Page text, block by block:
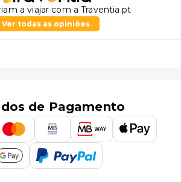
a viajar com a Traventia.pt
Ver todas as opiniões
de Pagamento